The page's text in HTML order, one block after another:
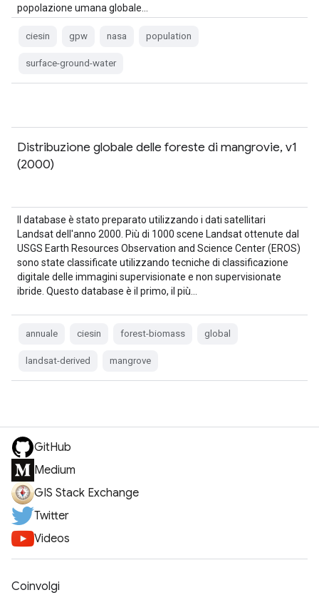
popolazione umana globale…
ciesin gpw nasa population
surface-ground-water
Distribuzione globale delle foreste di mangrovie, v1
(2000)
Il database è stato preparato utilizzando i dati satellitari
Landsat dell'anno 2000. Più di 1000 scene Landsat ottenute dal
USGS Earth Resources Observation and Science Center (EROS)
sono state classificate utilizzando tecniche di classificazione
digitale delle immagini supervisionate e non supervisionate
ibride. Questo database è il primo, il più…
annuale ciesin forest-biomass global
landsat-derived mangrove
GitHub
Medium
GIS Stack Exchange
Twitter
Videos
Coinvolgi